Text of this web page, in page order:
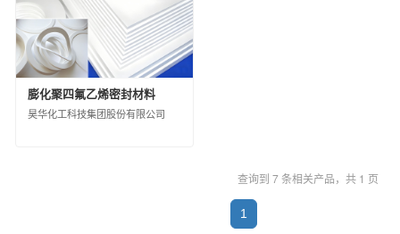
昊华骏化集团有限公司
中蓝国际化工有限公司
淮安骏盛新能源科技有限公司
中化医药有限公司
中化石油销售有限公司
安道麦（北京）农业技术有限公司
膨化聚四氟乙烯密封材料
昊华化工科技集团股份有限公司
查询到 7 条相关产品，共 1 页
1